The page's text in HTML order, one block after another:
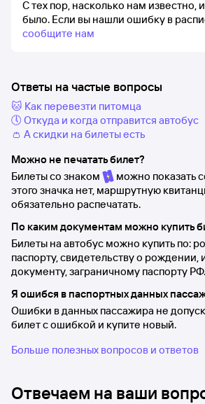
С тех пор, насколько нам известно,
было. Если вы нашли ошибку в
сообщите нам
Ответы на частые вопросы
🐱 Как перевезти питомца
🕔 Откуда и когда отправится автобус
👛 А скидки на билеты есть
Можно не печатать билет?
Билеты со знаком
можно показать
этого значка нет, маршрутную
обязательно распечатать.
По каким документам можно купить
Билеты на автобус можно купить по:
паспорту, свидетельству о
документу, заграничному паспорту РФ.
Я ошибся в паспортных данных
Ошибки в данных пассажира не
билет с ошибкой и купите новый.
Больше полезных вопросов и ответов
Отвечаем на ваши